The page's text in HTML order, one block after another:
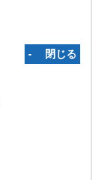
‐ 閉じる